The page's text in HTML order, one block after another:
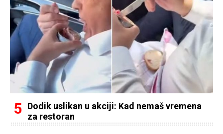
Dodik uslikan u akciji: Kad nemaš vremena
za restoran